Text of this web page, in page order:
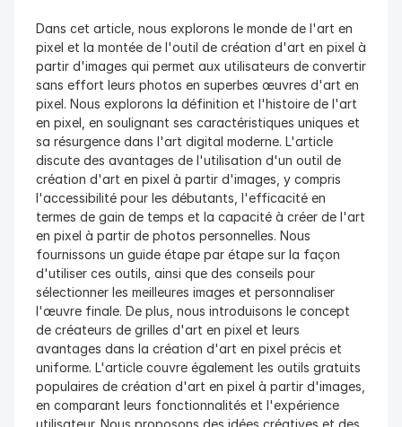
Dans cet article, nous explorons le monde de l'art en
pixel et la montée de l'outil de création d'art en pixel à
partir d'images qui permet aux utilisateurs de convertir
sans effort leurs photos en superbes œuvres d'art en
pixel. Nous explorons la définition et l'histoire de l'art
en pixel, en soulignant ses caractéristiques uniques et
sa résurgence dans l'art digital moderne. L'article
discute des avantages de l'utilisation d'un outil de
création d'art en pixel à partir d'images, y compris
l'accessibilité pour les débutants, l'efficacité en
termes de gain de temps et la capacité à créer de l'art
en pixel à partir de photos personnelles. Nous
fournissons un guide étape par étape sur la façon
d'utiliser ces outils, ainsi que des conseils pour
sélectionner les meilleures images et personnaliser
l'œuvre finale. De plus, nous introduisons le concept
de créateurs de grilles d'art en pixel et leurs
avantages dans la création d'art en pixel précis et
uniforme. L'article couvre également les outils gratuits
populaires de création d'art en pixel à partir d'images,
en comparant leurs fonctionnalités et l'expérience
utilisateur. Nous proposons des idées créatives et des